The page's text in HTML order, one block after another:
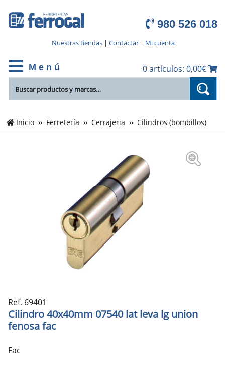
980 526 018
Nuestras tiendas| Contactar| Mi cuenta
M e n ú 0 artículos: 0,00€
Inicio Ferretería Cerrajeria Cilindros (bombillos)
Ref. 69401
Cilindro 40x40mm 07540 lat leva lg union
fenosa fac
Fac